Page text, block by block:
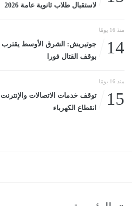
لاستقبال طلاب ثانوية عامة 2026
منذ 16 يومًا
14
جوتيريش: الشرق الأوسط يقترب
بوقف القتال فورا
منذ 16 يومًا
15
توقف خدمات الاتصالات
انقطاع الكهرباء